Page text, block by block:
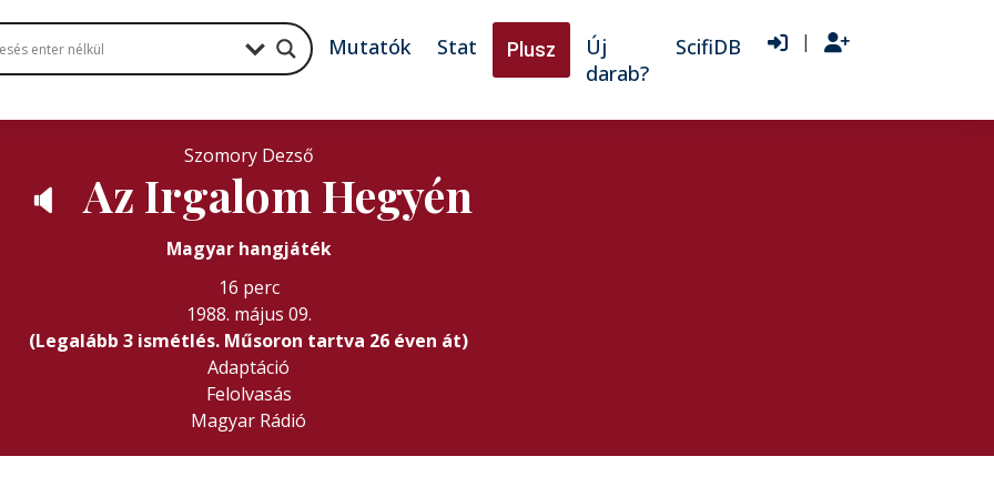
Mutatók Stat Plusz
Új
darab?
ScifiDB |
Szomory Dezső
🔈 Az Irgalom Hegyén
Magyar hangjáték
16 perc
1988. május 09.
(Legalább 3 ismétlés. Műsoron tartva 26 éven át)
Adaptáció
Felolvasás
Magyar Rádió